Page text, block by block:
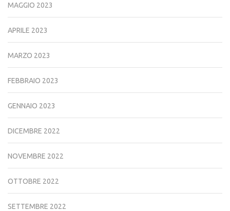
MAGGIO 2023
APRILE 2023
MARZO 2023
FEBBRAIO 2023
GENNAIO 2023
DICEMBRE 2022
NOVEMBRE 2022
OTTOBRE 2022
SETTEMBRE 2022